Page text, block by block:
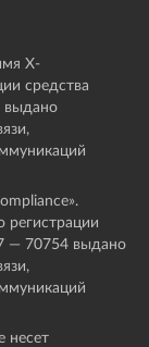
X-
средства
регистрации
— 70754 выдано
несет